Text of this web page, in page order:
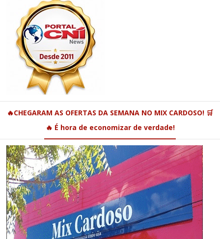
🔥CHEGARAM AS OFERTAS DA SEMANA NO MIX CARDOSO! 🛒
🔥 É hora de economizar de verdade!